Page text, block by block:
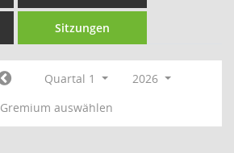
Sitzungen
Quartal 1
2026
Gremium auswählen